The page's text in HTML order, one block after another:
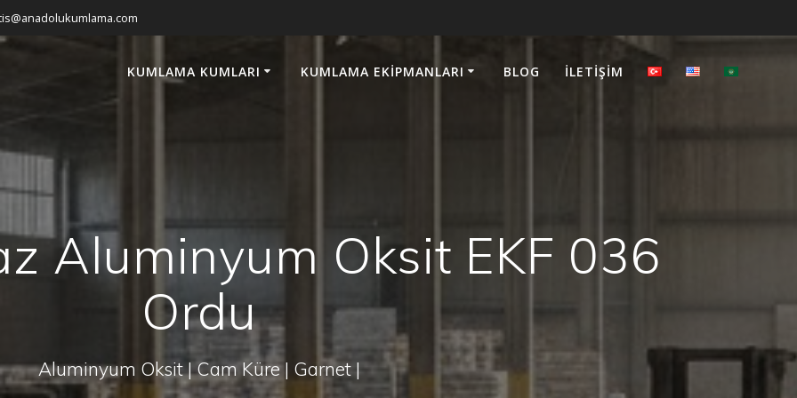
KUMLAMA KUMLARI KUMLAMA EKIPMANLARI BLOG İLETIŞIM
Aluminyum Oksit EKF 036
Ordu
Aluminyum Oksit | Cam Küre | Garnet |